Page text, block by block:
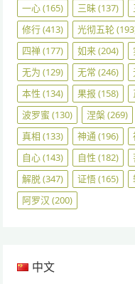
一心(165) 三昧(137)
修行(413) 光彻五轮
四禅(177) 如来(204)
无为 (129) 无常 (246)
本性 (134) 果报 (158)
波罗蜜 (130) 涅槃(269)
真相 (133) 神通 (196)
自心(143) 自性 (182)
解脱(347) 证悟(165)
阿罗汉 (200)
中文